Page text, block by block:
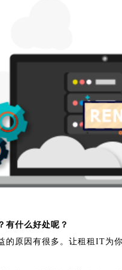
有什么好处呢？
的原因有很多。让租租IT为你